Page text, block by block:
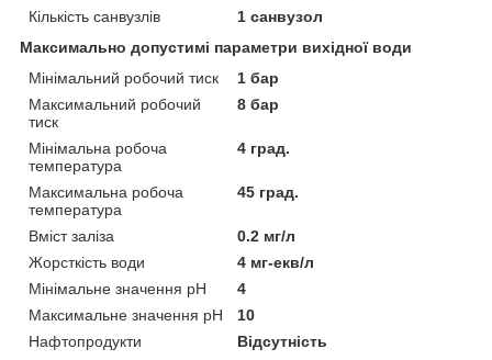
Кількість санвузлів
1 санвузол
Максимально допустимі параметри вихідної води
Мінімальний робочий тиск
1 бар
Максимальний робочий
тиск
8 бар
Мінімальна робоча
температура
4 град.
Максимальна робоча
температура
45 град.
Вміст заліза
0.2 мг/л
Жорсткість води
4 мг-екв/л
Мінімальне значення pH
4
Максимальне значення pH
10
Нафтопродукти
Відсутність